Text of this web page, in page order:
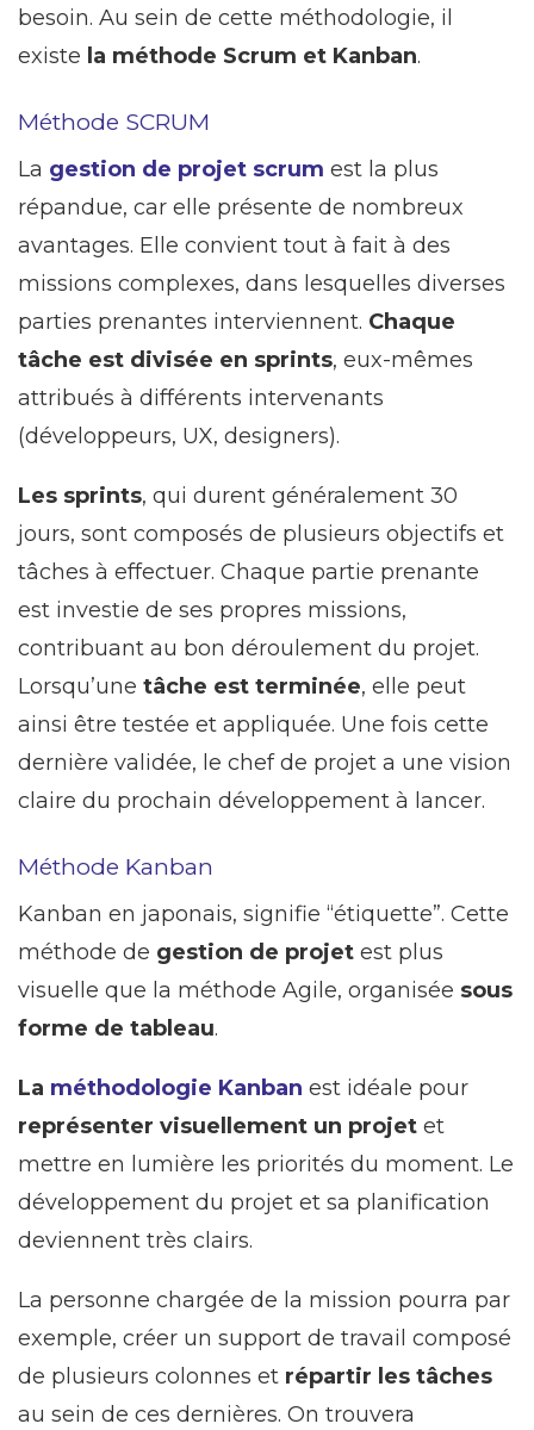
besoin. Au sein de cette méthodologie, il
existe la méthode Scrum et Kanban.
Méthode SCRUM
La gestion de projet scrum est la plus
répandue, car elle présente de nombreux
avantages. Elle convient tout à fait à des
missions complexes, dans lesquelles diverses
parties prenantes interviennent. Chaque
tâche est divisée en sprints, eux-mêmes
attribués à différents intervenants
(développeurs, UX, designers).
Les sprints, qui durent généralement 30
jours, sont composés de plusieurs objectifs et
tâches à effectuer. Chaque partie prenante
est investie de ses propres missions,
contribuant au bon déroulement du projet.
Lorsqu’une tâche est terminée, elle peut
ainsi être testée et appliquée. Une fois cette
dernière validée, le chef de projet a une vision
claire du prochain développement à lancer.
Méthode Kanban
Kanban en japonais, signifie “étiquette”. Cette
méthode de gestion de projet est plus
visuelle que la méthode Agile, organisée sous
forme de tableau.
La méthodologie Kanban est idéale pour
représenter visuellement un projet et
mettre en lumière les priorités du moment. Le
développement du projet et sa planification
deviennent très clairs.
La personne chargée de la mission pourra par
exemple, créer un support de travail composé
de plusieurs colonnes et répartir les tâches
au sein de ces dernières. On trouvera